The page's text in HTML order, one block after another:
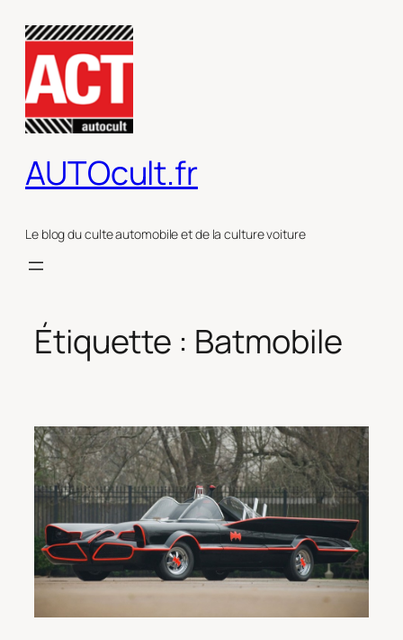
contenu
AUTOcult.fr
Le blog du culte automobile et de la culture voiture
Étiquette : Batmobile